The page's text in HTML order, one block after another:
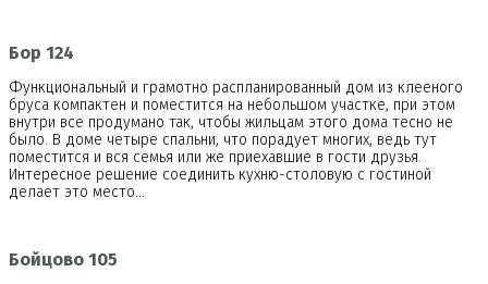
Бор 124
Функциональный и грамотно распланированный дом из клееного
бруса компактен и поместится на небольшом участке, при этом
внутри все продумано так, чтобы жильцам этого дома тесно не
было. В доме четыре спальни, что порадует многих, ведь тут
поместится и вся семья или же приехавшие в гости друзья.
Интересное решение соединить кухню-столовую с гостиной
делает это место…
Бойцово 105